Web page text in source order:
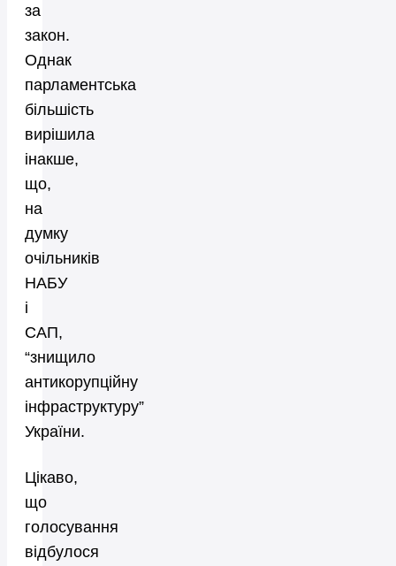
за
закон.
Однак
парламентська
більшість
вирішила
інакше,
що,
на
думку
очільників
НАБУ
і
САП,
“знищило
антикорупційну
інфраструктуру”
України.
Цікаво,
що
голосування
відбулося